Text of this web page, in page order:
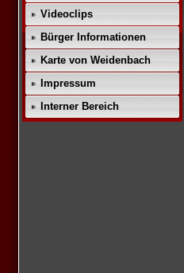
Videoclips
Bürger Informationen
Karte von Weidenbach
Impressum
Interner Bereich